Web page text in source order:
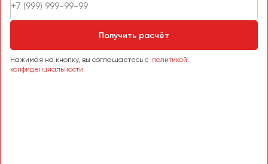
Получить расчёт
Нажимая на кнопку, вы соглашаетесь с политикой
конфиденциальности